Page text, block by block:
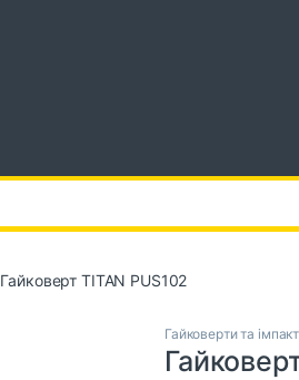
Гайковерт TITAN PUS102
Гайковерти та